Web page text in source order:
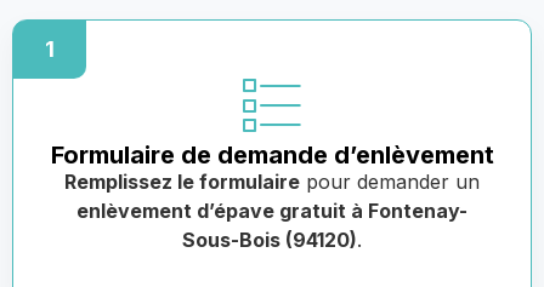
1
Formulaire de demande d’enlèvement
Remplissez le formulaire pour demander un
enlèvement d’épave gratuit à Fontenay-
Sous-Bois (94120).